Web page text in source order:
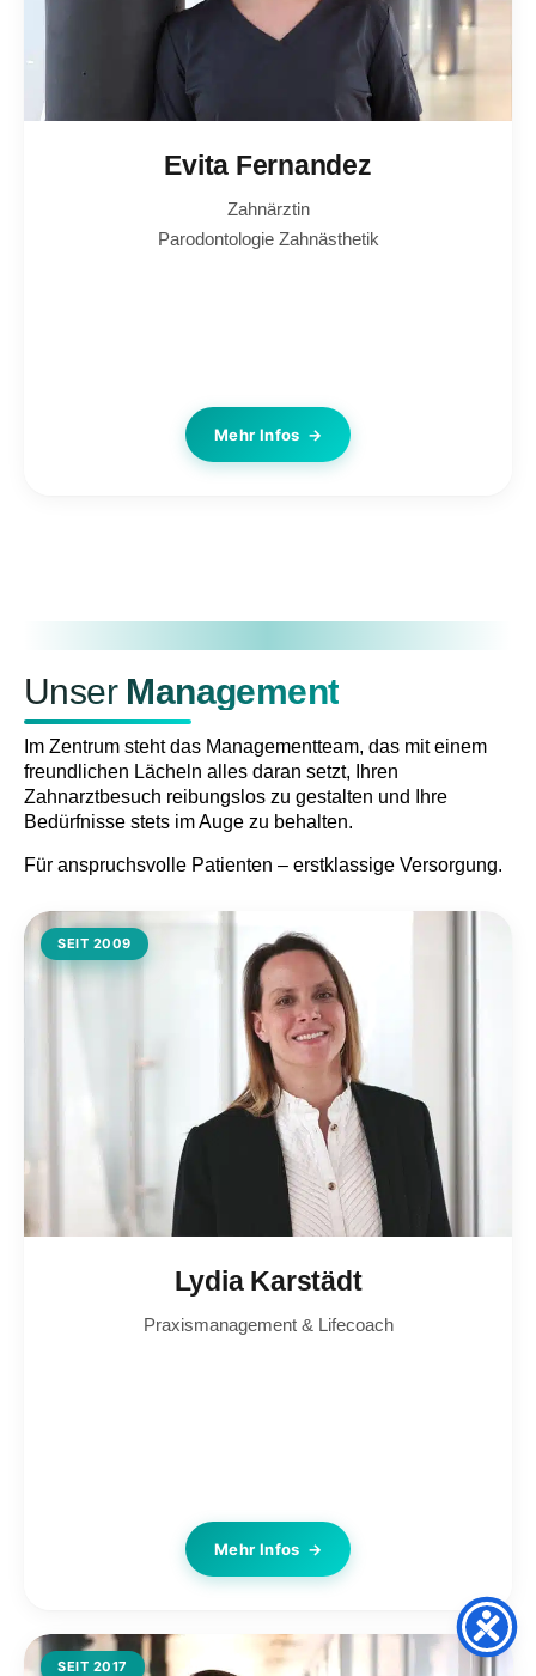
Evita Fernandez
Zahnärztin
Parodontologie Zahnästhetik
Mehr Infos
Unser Management
Im Zentrum steht das Managementteam, das mit einem
freundlichen Lächeln alles daran setzt, Ihren
Zahnarztbesuch reibungslos zu gestalten und Ihre
Bedürfnisse stets im Auge zu behalten.
Für anspruchsvolle Patienten – erstklassige Versorgung.
Lydia Karstädt
Praxismanagement & Lifecoach
Mehr Infos